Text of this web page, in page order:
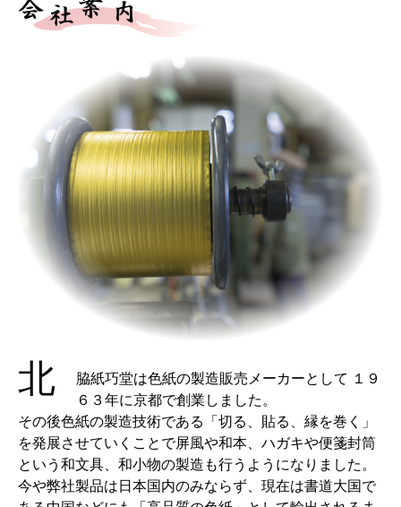
北
脇紙巧堂は色紙の製造販売メーカーとして １９
６３年に京都で創業しました。
その後色紙の製造技術である「切る、貼る、縁を巻く」
を発展させていくことで屏風や和本、ハガキや便箋封筒
という和文具、和小物の製造も行うようになりました。
今や弊社製品は日本国内のみならず、現在は書道大国で